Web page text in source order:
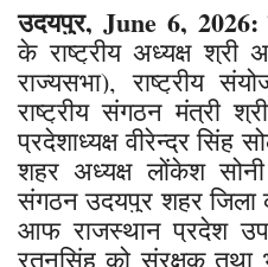
उदयपुर, June 6, 2026:
के राष्ट्रीय अध्यक्ष श्री
राज्यसभा), राष्ट्रीय
राष्ट्रीय संगठन मंत्री
प्रदेशाध्यक्ष वीरेन्द्र सिंह
शहर अध्यक्ष लोंकेश सोनी
संगठन उदयपुर शहर जिला
आफ राजस्थान प्रदेश
रतनसिंह को संरक्षक तथा